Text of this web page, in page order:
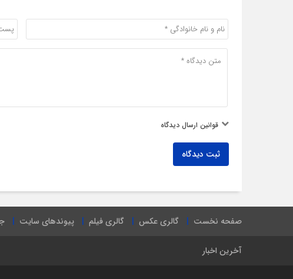
قوانین ارسال دیدگاه
ثبت دیدگاه
صفحه نخست گالری عکس گالری فیلم پیوندهای سایت
آخرین اخبار